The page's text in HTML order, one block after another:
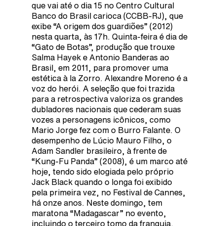
que vai até o dia 15 no Centro Cultural
Banco do Brasil carioca (CCBB-RJ), que
exibe “A origem dos guardiões” (2012)
nesta quarta, às 17h. Quinta-feira é dia de
“Gato de Botas”, produção que trouxe
Salma Hayek e Antonio Banderas ao
Brasil, em 2011, para promover uma
estética à la Zorro. Alexandre Moreno é a
voz do herói. A seleção que foi trazida
para a retrospectiva valoriza os grandes
dubladores nacionais que cederam suas
vozes a personagens icônicos, como
Mario Jorge fez com o Burro Falante. O
desempenho de Lúcio Mauro Filho, o
Adam Sandler brasileiro, à frente de
“Kung-Fu Panda” (2008), é um marco até
hoje, tendo sido elogiada pelo próprio
Jack Black quando o longa foi exibido
pela primeira vez, no Festival de Cannes,
há onze anos. Neste domingo, tem
maratona “Madagascar” no evento,
incluindo o terceiro tomo da franquia,